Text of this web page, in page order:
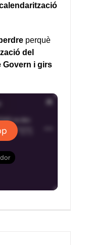
perquè
del
Govern i girs